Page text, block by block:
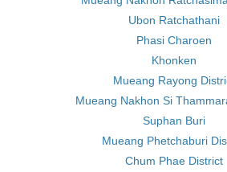
Ubon Ratchathani
Phasi Charoen
Khonken
Mueang Rayong
Mueang Nakhon Si
Suphan Buri
Mueang Phetchaburi
Chum Phae District